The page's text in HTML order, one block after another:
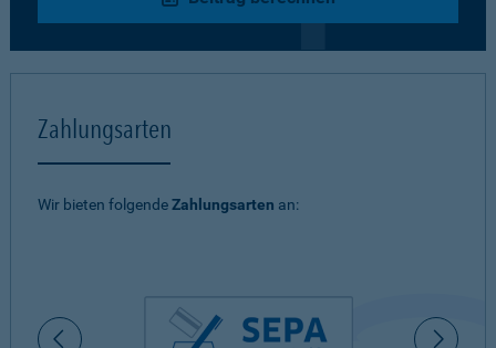
Zahlungsarten
Wir bieten folgendeZahlungsarten an: